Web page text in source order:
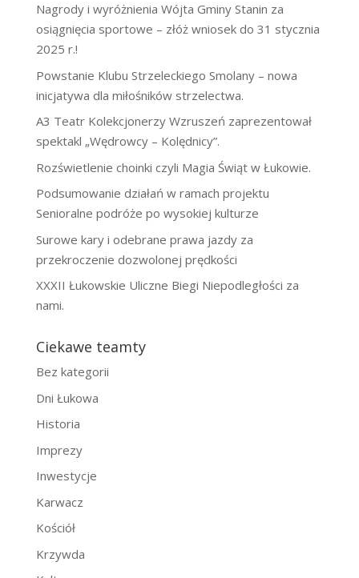
Nagrody i wyróżnienia Wójta Gminy Stanin za
osiągnięcia sportowe – złóż wniosek do 31 stycznia
2025 r.!
Powstanie Klubu Strzeleckiego Smolany – nowa
inicjatywa dla miłośników strzelectwa.
A3 Teatr Kolekcjonerzy Wzruszeń zaprezentował
spektakl „Wędrowcy – Kolędnicy”.
Rozświetlenie choinki czyli Magia Świąt w Łukowie.
Podsumowanie działań w ramach projektu
Senioralne podróże po wysokiej kulturze
Surowe kary i odebrane prawa jazdy za
przekroczenie dozwolonej prędkości
XXXII Łukowskie Uliczne Biegi Niepodległości za
nami.
Ciekawe teamty
Bez kategorii
Dni Łukowa
Historia
Imprezy
Inwestycje
Karwacz
Kościół
Krzywda